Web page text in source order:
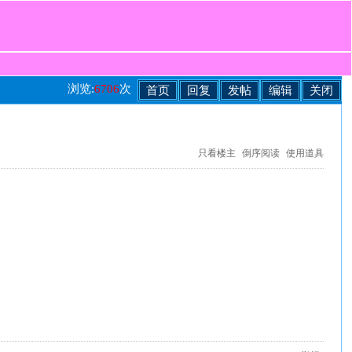
关闭
编辑
发帖
回复
首页
浏览:6706次
只看楼主 倒序阅读 使用道具